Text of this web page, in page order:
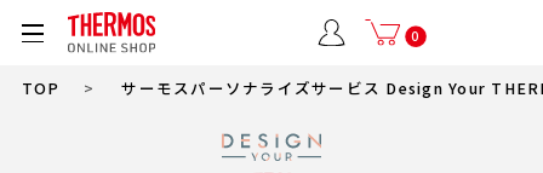
0
TOP > サーモスパーソナライズサービス Design Your